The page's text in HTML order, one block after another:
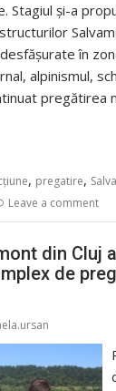
Stagiul și-a
în
alpinismul,
pregătirea
, pregatire,
Leave a comment
din Cluj
de